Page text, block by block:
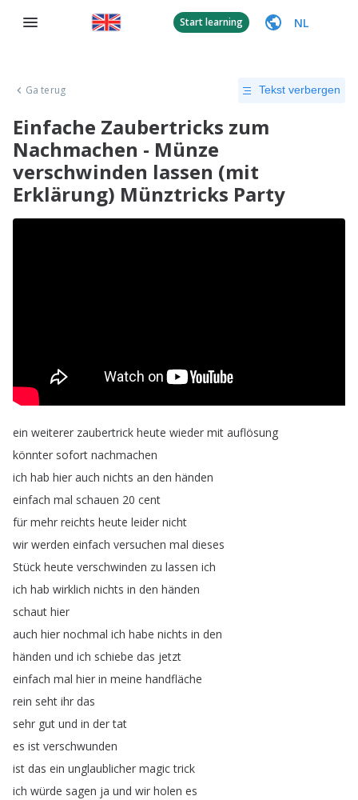
Start learning NL
Ga terug Tekst verbergen
Einfache Zaubertricks zum
Nachmachen - Münze
verschwinden lassen (mit
Erklärung) Münztricks Party
ein weiterer zaubertrick heute wieder mit auflösung
könnter sofort nachmachen
ich hab hier auch nichts an den händen
einfach mal schauen 20 cent
für mehr reichts heute leider nicht
wir werden einfach versuchen mal dieses
Stück heute verschwinden zu lassen ich
ich hab wirklich nichts in den händen
schaut hier
auch hier nochmal ich habe nichts in den
händen und ich schiebe das jetzt
einfach mal hier in meine handfläche
rein seht ihr das
sehr gut und in der tat
es ist verschwunden
ist das ein unglaublicher magic trick
ich würde sagen ja und wir holen es